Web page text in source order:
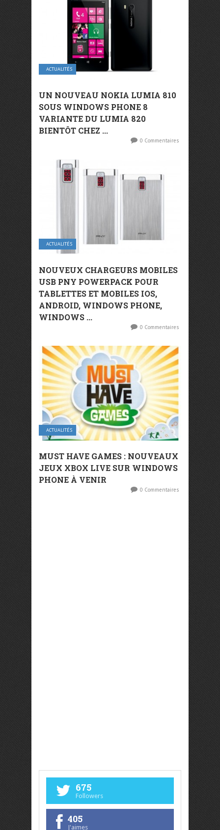
ACTUALITÉS
UN NOUVEAU NOKIA LUMIA 810
SOUS WINDOWS PHONE 8
VARIANTE DU LUMIA 820
BIENTÔT CHEZ ...
0 Commentaires
ACTUALITÉS
NOUVEUX CHARGEURS MOBILES
USB PNY POWERPACK POUR
TABLETTES ET MOBILES IOS,
ANDROID, WINDOWS PHONE,
WINDOWS ...
0 Commentaires
ACTUALITÉS
MUST HAVE GAMES : NOUVEAUX
JEUX XBOX LIVE SUR WINDOWS
PHONE À VENIR
0 Commentaires
675
Followers
405
J'aimes